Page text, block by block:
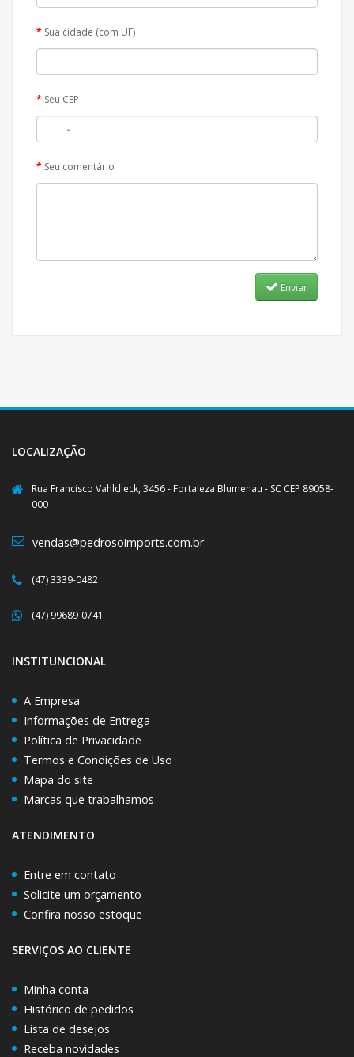
Sua cidade (com UF)
Seu CEP
Seu comentário
Enviar
LOCALIZAÇÃO
Rua Francisco Vahldieck, 3456 - Fortaleza Blumenau - SC CEP 89058-
000
vendas@pedrosoimports.com.br
(47) 3339-0482
(47) 99689-0741
INSTITUNCIONAL
A Empresa
Informações de Entrega
Política de Privacidade
Termos e Condições de Uso
Mapa do site
Marcas que trabalhamos
ATENDIMENTO
Entre em contato
Solicite um orçamento
Confira nosso estoque
SERVIÇOS AO CLIENTE
Minha conta
Histórico de pedidos
Lista de desejos
Receba novidades